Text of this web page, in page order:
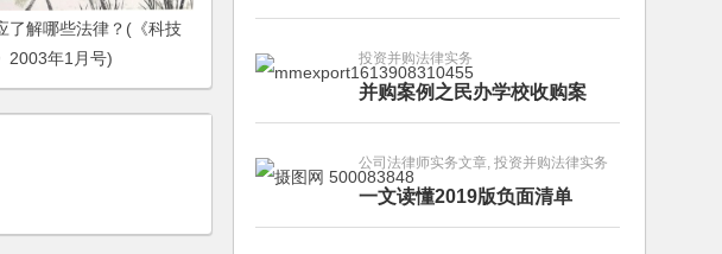
了解哪些法律？(《科技
2003年1月号)
投资并购法律实务
并购案例之民办学校收购案
公司法律师实务文章, 投资并购法律实务
一文读懂2019版负面清单